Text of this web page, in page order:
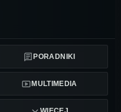
PORADNIKI
MULTIMEDIA